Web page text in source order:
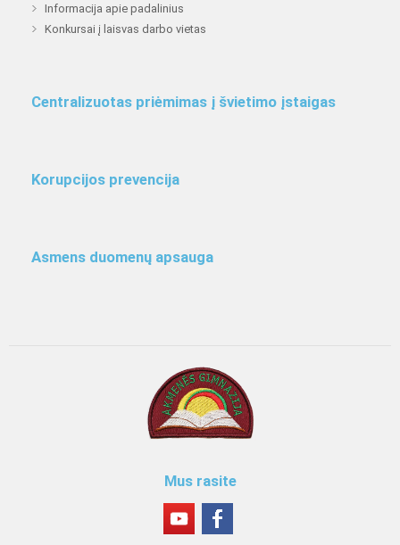
Informacija apie padalinius
Konkursai į laisvas darbo vietas
Centralizuotas priėmimas į švietimo įstaigas
Korupcijos prevencija
Asmens duomenų apsauga
Mus rasite